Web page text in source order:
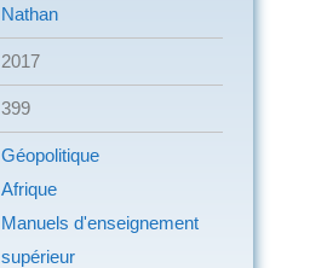
Nathan
2017
399
Géopolitique
Afrique
Manuels d'enseignement
supérieur